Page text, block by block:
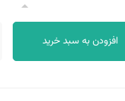
افزودن به سبد خرید